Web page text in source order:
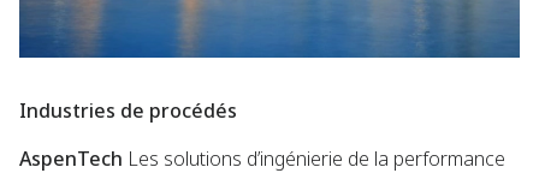
Industries de procédés
AspenTech Les solutions d’ingénierie de la performance